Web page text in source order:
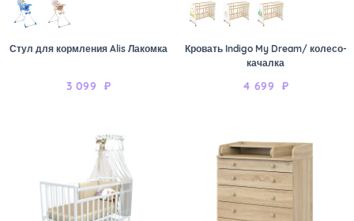
Стул для кормления Alis Лакомка
3 099 ₽
Кровать Indigo My Dream/ колесо-
качалка
4 699 ₽